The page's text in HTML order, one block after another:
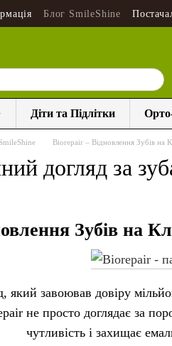
Блог SmileShine
Діти та Підлітки
Biorepair – Відновлення Зубів на
догляд за
Зубів на
який завоював довіру
не просто доглядає за
чутливість і захищає